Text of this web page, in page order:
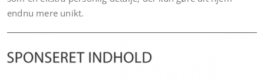
endnu mere unikt.